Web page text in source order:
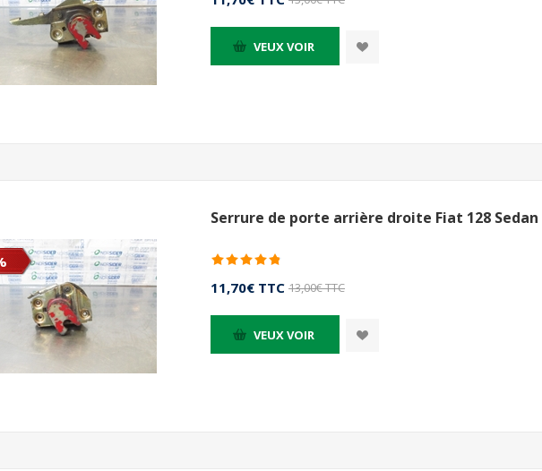
VEUX VOIR
Serrure de porte arrière droite Fiat 128 Sedan
11,70€ TTC 13,00€ TTC
VEUX VOIR